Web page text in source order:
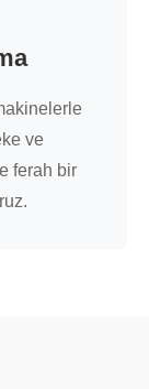
ve
ferah bir